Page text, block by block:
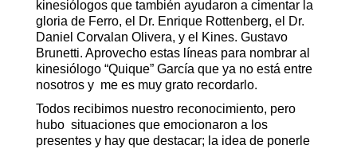
kinesiólogos que también ayudaron a cimentar la
gloria de Ferro, el Dr. Enrique Rottenberg, el Dr.
Daniel Corvalan Olivera, y el Kines. Gustavo
Brunetti. Aprovecho estas líneas para nombrar al
kinesiólogo “Quique” García que ya no está entre
nosotros y me es muy grato recordarlo.
Todos recibimos nuestro reconocimiento, pero
hubo situaciones que emocionaron a los
presentes y hay que destacar; la idea de ponerle